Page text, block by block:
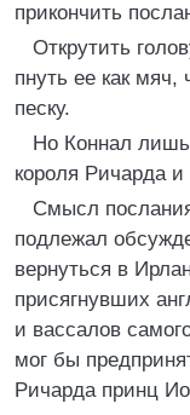
прикончить
Открутить
пнуть ее как мяч,
песку.
Но Коннал лишь
короля Ричарда
Смысл
подлежал
вернуться в
присягнувших
и вассалов
мог бы
Ричарда принц